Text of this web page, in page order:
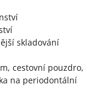
skladování
cestovní pouzdro,
na periodontální